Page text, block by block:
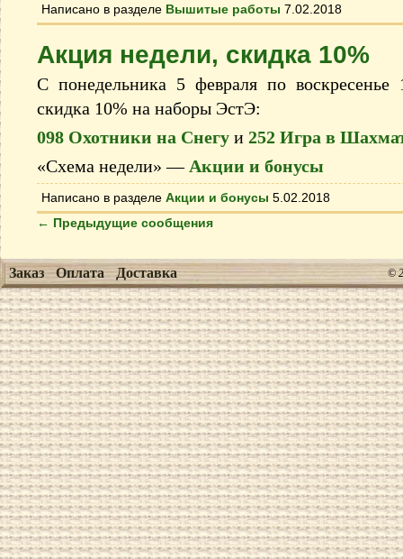
Написано в разделе Вышитые работы 7.02.2018
Акция недели, скидка 10%
С понедельника 5 февраля по воскресенье
скидка 10% на наборы ЭстЭ:
098 Охотники на Снегу и 252 Игра в
«Схема недели» — Акции и бонусы
Написано в разделе Акции и бонусы 5.02.2018
← Предыдущие сообщения
Заказ Оплата Доставка ©